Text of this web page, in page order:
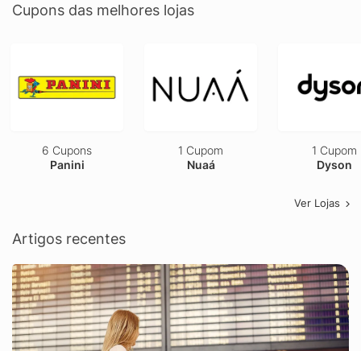
Cupons das melhores lojas
6 Cupons
Panini
1 Cupom
Nuaá
1 Cupom
Dyson
Ver Lojas
Artigos recentes